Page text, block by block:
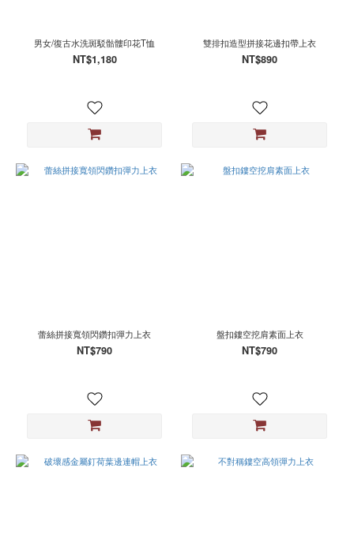
男女/復古水洗斑駁骷髏印花T恤
NT$1,180
雙排扣造型拼接花邊扣帶上衣
NT$890
蕾絲拼接寬領閃鑽扣彈力上衣
NT$790
盤扣鏤空挖肩素面上衣
NT$790